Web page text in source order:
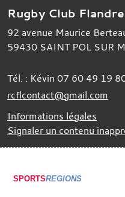
Rugby Club
92 avenue Maurice
59430 SAINT POL SUR
Tél. : Kévin 07 60 49 19
rcflcontact@gmail.com
Informations légales
Signaler un contenu
SPORTSREGIONS